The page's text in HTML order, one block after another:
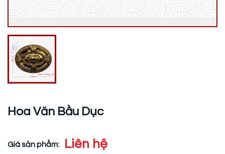
Hoa Văn Bầu Dục
Giá sản phẩm: Liên hệ